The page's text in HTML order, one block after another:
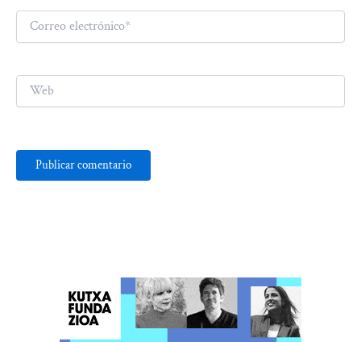
Correo
electrónico*
Web